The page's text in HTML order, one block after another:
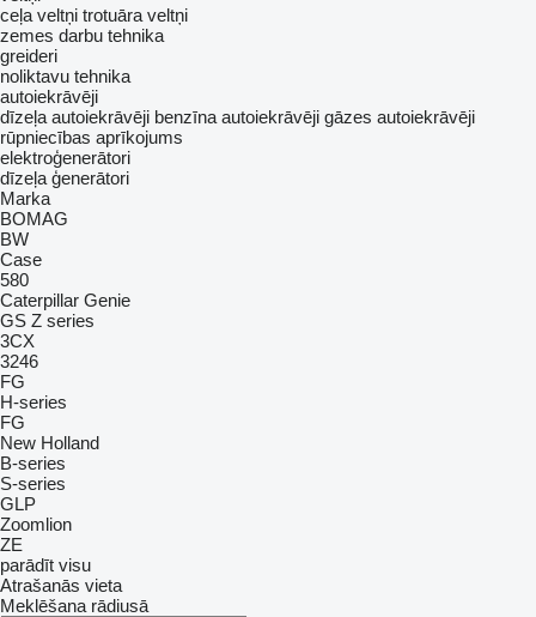
ceļa veltņi trotuāra veltņi
zemes darbu tehnika
greideri
noliktavu tehnika
autoiekrāvēji
dīzeļa autoiekrāvēji benzīna autoiekrāvēji gāzes autoiekrāvēji
rūpniecības aprīkojums
elektroģenerātori
dīzeļa ģenerātori
Marka
BOMAG
BW
Case
580
Caterpillar Genie
GS Z series
3CX
3246
FG
H-series
FG
New Holland
B-series
S-series
GLP
Zoomlion
ZE
parādīt visu
Atrašanās vieta
Meklēšana rādiusā